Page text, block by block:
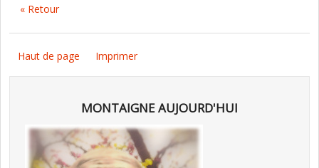
« Retour
Haut de page Imprimer
MONTAIGNE AUJOURD'HUI